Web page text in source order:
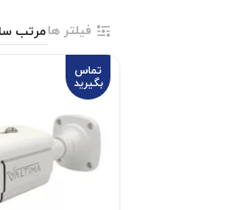
فیلتر ها
تماس
بگیرید